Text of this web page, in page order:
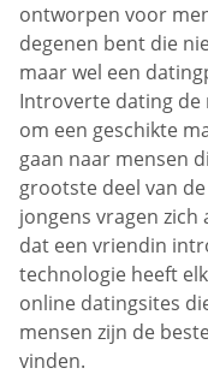
ontworpen voor
degenen bent die
maar wel een
Introverte dating de
om een ​​geschikte
gaan naar mensen
grootste deel van
jongens vragen
dat een vriendin
technologie heeft
online datingsites
mensen zijn de
vinden.